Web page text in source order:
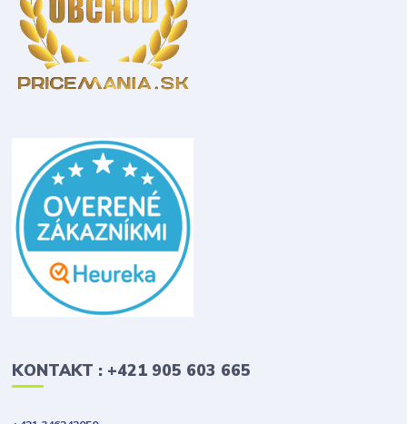
KONTAKT : +421 905 603 665